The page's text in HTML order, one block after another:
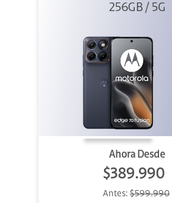
Azul
256GB / 5G
Ahora Desde
$389.990
Antes: $599.990